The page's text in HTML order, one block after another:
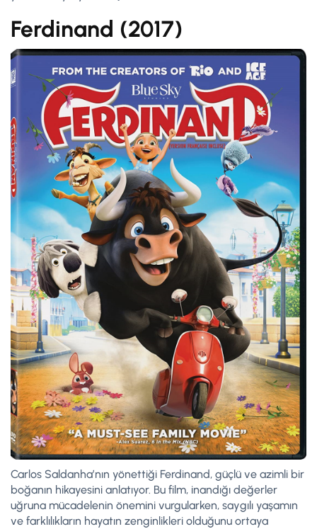
Ferdinand (2017)
Carlos Saldanha’nın yönettiği Ferdinand, güçlü ve azimli bir
boğanın hikayesini anlatıyor. Bu film, inandığı değerler
uğruna mücadelenin önemini vurgularken, saygılı yaşamın
ve farklılıkların hayatın zenginlikleri olduğunu ortaya